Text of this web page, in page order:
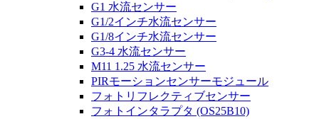
G1 水流センサー
G1/2インチ水流センサー
G1/8インチ水流センサー
G3-4 水流センサー
M11 1.25 水流センサー
PIRモーションセンサーモジュール
フォトリフレクティブセンサー
フォトインタラプタ (OS25B10)